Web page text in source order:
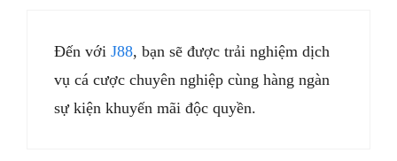
Đến với J88, bạn sẽ được trải nghiệm dịch
vụ cá cược chuyên nghiệp cùng hàng ngàn
sự kiện khuyến mãi độc quyền.